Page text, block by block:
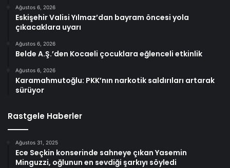
Ağustos 6, 2026
Eskişehir Valisi Yılmaz’dan bayram öncesi yola
çıkacaklara uyarı
Ağustos 6, 2026
Belde A.Ş.’den Kocaeli çocuklara eğlenceli etkinlik
Ağustos 6, 2026
Karamahmutoğlu: PKK’nın narkotik saldırıları artarak
sürüyor
Rastgele Haberler
Ağustos 31, 2025
Ece Seçkin konserinde sahneye çıkan Yasemin
Minguzzi, oğlunun en sevdiği şarkıyı söyledi